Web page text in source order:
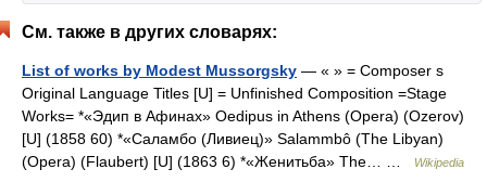
См. также в других словарях:
List of works by Modest Mussorgsky — « » = Composer s
Original Language Titles [U] = Unfinished Composition =Stage
Works= *«Эдип в Афинах» Oedipus in Athens (Opera) (Ozerov)
[U] (1858 60) *«Саламбо (Ливиец)» Salammbô (The Libyan)
(Opera) (Flaubert) [U] (1863 6) *«Женитьба» The… …
Wikipedia